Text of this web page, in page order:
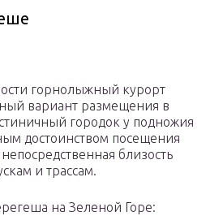
горнолыжный курорт
вариант размещения в
городок у подножия
достоинством посещения
близость
и трассам.
на Зеленой Горе: